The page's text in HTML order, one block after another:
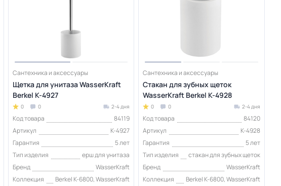
Сантехника и аксессуары
Щетка для унитаза WasserKraft
Berkel K-4927
0 0 2-4 дня
Код товара
84119
Артикул
K-4927
Гарантия
5 лет
Тип изделия
ерш для унитаза
Бренд
WasserKraft
Коллекция
Berkel K-6800, WasserKraft
Сантехника и аксессуары
Стакан для зубных щеток
WasserKraft Berkel K-4928
0 0 2-4 дня
Код товара
84120
Артикул
K-4928
Гарантия
5 лет
Тип изделия
стакан для зубных щеток
Бренд
WasserKraft
Коллекция
Berkel K-6800, WasserKraft